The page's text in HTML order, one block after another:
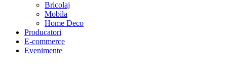
Bricolaj
Mobila
Home Deco
Producatori
E-commerce
Evenimente